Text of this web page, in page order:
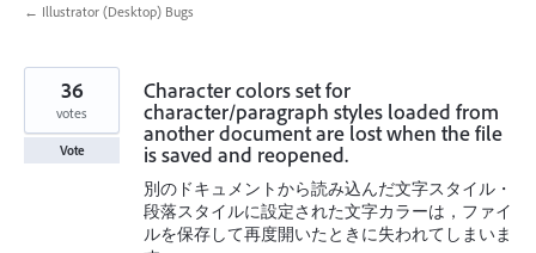
← Illustrator (Desktop) Bugs
Character colors set for
character/paragraph styles loaded from
another document are lost when the file
is saved and reopened.
別のドキュメントから読み込んだ文字スタイル・
段落スタイルに設定された文字カラーは，ファイ
ルを保存して再度開いたときに失われてしまいま
36
votes
Vote